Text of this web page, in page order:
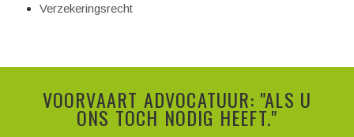
Verzekeringsrecht
VOORVAART ADVOCATUUR: "ALS U
ONS TOCH NODIG HEEFT."